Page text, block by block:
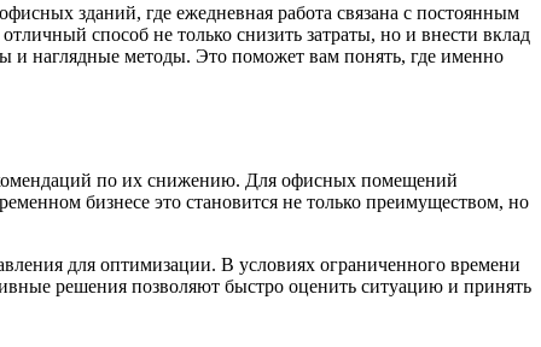
зданий, где ежедневная работа связана с постоянным
способ не только снизить затраты, но и внести вклад
и наглядные методы. Это поможет вам понять, где именно
по их снижению. Для офисных помещений
бизнесе это становится не только преимуществом, но
для оптимизации. В условиях ограниченного времени
решения позволяют быстро оценить ситуацию и принять